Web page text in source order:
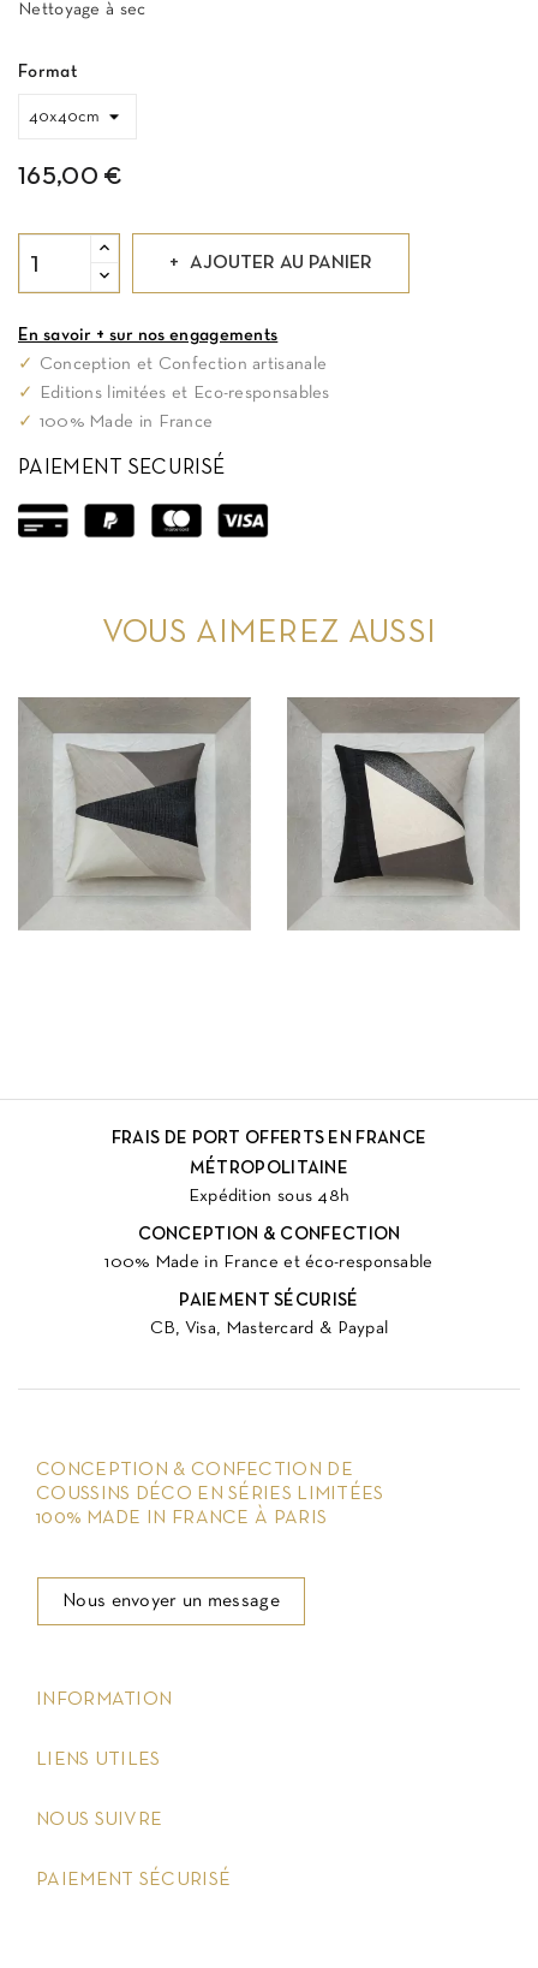
Nettoyage à sec
Format
165,00 €
AJOUTER AU PANIER
En savoir + sur nos engagements
✓
Conception et Confection artisanale
✓
Editions limitées et Eco-responsables
✓ 100% Made in France
PAIEMENT SECURISÉ
VOUS AIMEREZ AUSSI
FRAIS DE PORT OFFERTS EN FRANCE
MÉTROPOLITAINE
Expédition sous 48h
CONCEPTION & CONFECTION
100% Made in France et éco-responsable
PAIEMENT SÉCURISÉ
CB, Visa, Mastercard & Paypal
CONCEPTION & CONFECTION DE
COUSSINS DÉCO EN SÉRIES LIMITÉES
100% MADE IN FRANCE À PARIS
Nous envoyer un message
INFORMATION
LIENS UTILES
NOUS SUIVRE
PAIEMENT SÉCURISÉ